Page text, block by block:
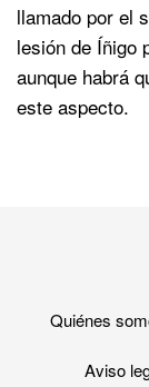
llamado por el
lesión de Íñigo
aunque habrá
este aspecto.
Quiénes
Aviso